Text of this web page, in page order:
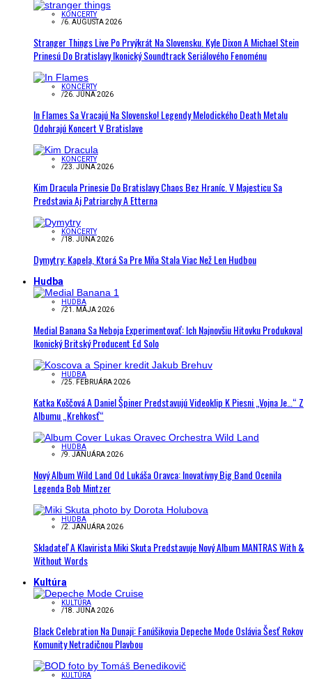
KONCERTY
/6. AUGUSTA 2026
Stranger Things Live Po Prvýkrát Na Slovensku. Kyle Dixon A Michael Stein
Prinesú Do Bratislavy Ikonický Soundtrack Seriálového Fenoménu
KONCERTY
/26. JÚNA 2026
In Flames Sa Vracajú Na Slovensko! Legendy Melodického Death Metalu
Odohrajú Koncert V Bratislave
KONCERTY
/23. JÚNA 2026
Kim Dracula Prinesie Do Bratislavy Chaos Bez Hraníc. V Majesticu Sa
Predstavia Aj Patriarchy A Etterna
KONCERTY
/18. JÚNA 2026
Dymytry: Kapela, Ktorá Sa Pre Mňa Stala Viac Než Len Hudbou
Hudba
HUDBA
/21. MÁJA 2026
Medial Banana Sa Neboja Experimentovať: Ich Najnovšiu Hitovku Produkoval
Ikonický Britský Producent Ed Solo
HUDBA
/25. FEBRUÁRA 2026
Katka Koščová A Daniel Špiner Predstavujú Videoklip K Piesni „Vojna Je…“ Z
Albumu „Krehkosť“
HUDBA
/9. JANUÁRA 2026
Nový Album Wild Land Od Lukáša Oravca: Inovatívny Big Band Ocenila
Legenda Bob Mintzer
HUDBA
/2. JANUÁRA 2026
Skladateľ A Klavirista Miki Skuta Predstavuje Nový Album MANTRAS With &
Without Words
Kultúra
KULTÚRA
/18. JÚNA 2026
Black Celebration Na Dunaji: Fanúšikovia Depeche Mode Oslávia Šesť Rokov
Komunity Netradičnou Plavbou
KULTÚRA